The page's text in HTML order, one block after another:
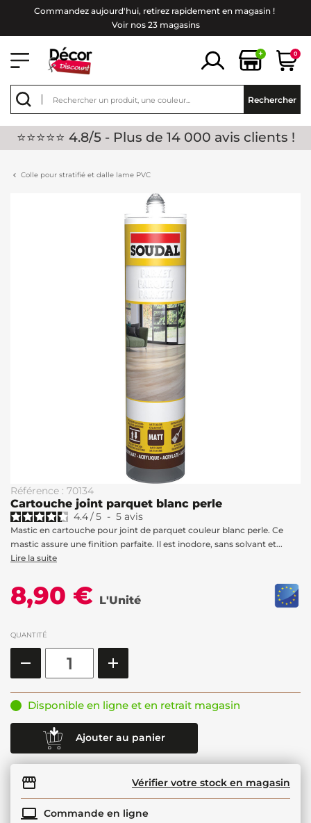
Commandez aujourd'hui, retirez rapidement en magasin !
Voir nos 23 magasins
+ 0
Rechercher
⭐⭐⭐⭐⭐ 4.8/5 - Plus de 14 000 avis clients !
Colle pour stratifié et dalle lame PVC
Référence : 70134
Cartouche joint parquet blanc perle
4.4/5 - 5 avis
Mastic en cartouche pour joint de parquet couleur blanc perle. Ce
mastic assure une finition parfaite. Il est inodore, sans solvant et...
Lire la suite
8,90 € L'Unité
QUANTITÉ
Disponible en ligne et en retrait magasin
Ajouter au panier
Vérifier votre stock en magasin
Commande en ligne